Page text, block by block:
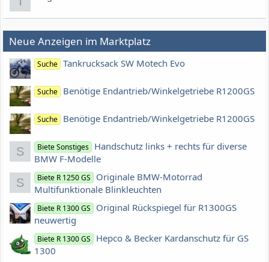
Neue Anzeigen im Marktplatz
Suche Tankrucksack SW Motech Evo
Suche Benötige Endantrieb/Winkelgetriebe R1200GS
Suche Benötige Endantrieb/Winkelgetriebe R1200GS
S Biete Sonstiges Handschutz links + rechts für diverse
BMW F-Modelle
S Biete R 1250 GS
Originale BMW-Motorrad
Multifunktionale Blinkleuchten
Biete R 1300 GS
Original Rückspiegel für R1300GS
neuwertig
Biete R 1300 GS
Hepco & Becker Kardanschutz für GS
1300